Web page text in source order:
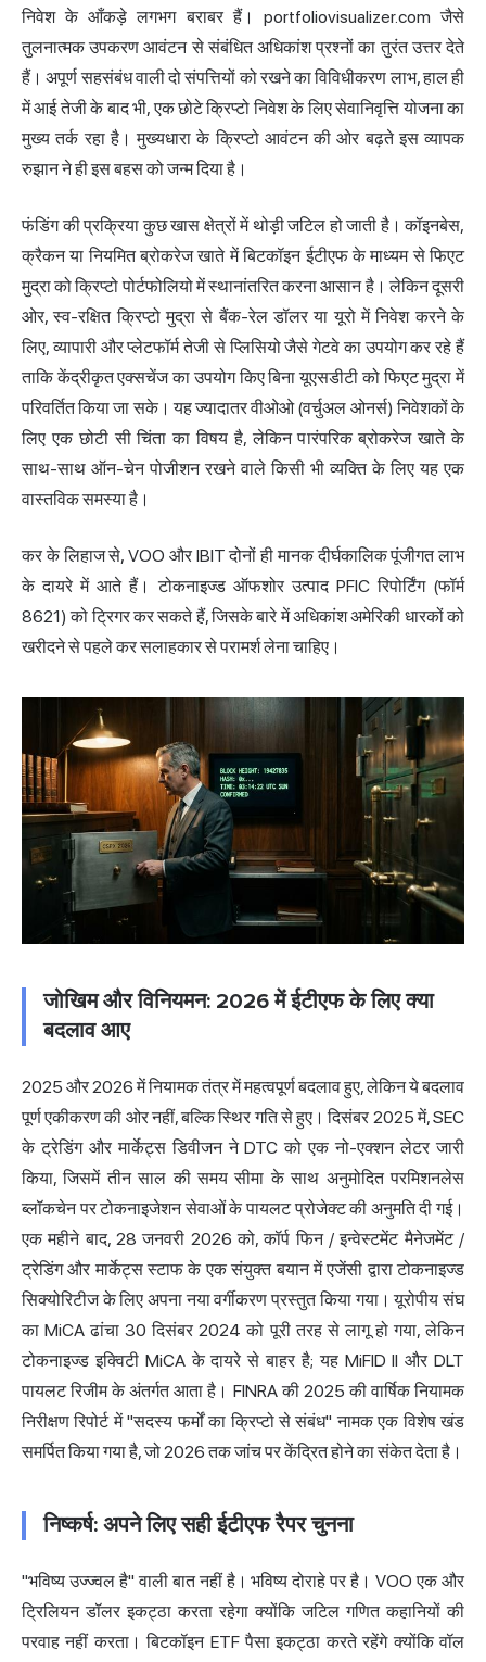
निवेश के आँकड़े लगभग बराबर हैं। portfoliovisualizer.com जैसे
तुलनात्मक उपकरण आवंटन से संबंधित अधिकांश प्रश्नों का तुरंत उत्तर देते
हैं। अपूर्ण सहसंबंध वाली दो संपत्तियों को रखने का विविधीकरण लाभ, हाल ही
में आई तेजी के बाद भी, एक छोटे क्रिप्टो निवेश के लिए सेवानिवृत्ति योजना का
मुख्य तर्क रहा है। मुख्यधारा के क्रिप्टो आवंटन की ओर बढ़ते इस व्यापक
रुझान ने ही इस बहस को जन्म दिया है।
फंडिंग की प्रक्रिया कुछ खास क्षेत्रों में थोड़ी जटिल हो जाती है। कॉइनबेस,
क्रैकन या नियमित ब्रोकरेज खाते में बिटकॉइन ईटीएफ के माध्यम से फिएट
मुद्रा को क्रिप्टो पोर्टफोलियो में स्थानांतरित करना आसान है। लेकिन दूसरी
ओर, स्व-रक्षित क्रिप्टो मुद्रा से बैंक-रेल डॉलर या यूरो में निवेश करने के
लिए, व्यापारी और प्लेटफॉर्म तेजी से प्लिसियो जैसे गेटवे का उपयोग कर रहे हैं
ताकि केंद्रीकृत एक्सचेंज का उपयोग किए बिना यूएसडीटी को फिएट मुद्रा में
परिवर्तित किया जा सके। यह ज्यादातर वीओओ (वर्चुअल ओनर्स) निवेशकों के
लिए एक छोटी सी चिंता का विषय है, लेकिन पारंपरिक ब्रोकरेज खाते के
साथ-साथ ऑन-चेन पोजीशन रखने वाले किसी भी व्यक्ति के लिए यह एक
वास्तविक समस्या है।
कर के लिहाज से, VOO और IBIT दोनों ही मानक दीर्घकालिक पूंजीगत लाभ
के दायरे में आते हैं। टोकनाइज्ड ऑफशोर उत्पाद PFIC रिपोर्टिंग (फॉर्म
8621) को ट्रिगर कर सकते हैं, जिसके बारे में अधिकांश अमेरिकी धारकों को
खरीदने से पहले कर सलाहकार से परामर्श लेना चाहिए।
जोखिम और विनियमन: 2026 में ईटीएफ के लिए क्या
बदलाव आए
2025 और 2026 में नियामक तंत्र में महत्वपूर्ण बदलाव हुए, लेकिन ये बदलाव
पूर्ण एकीकरण की ओर नहीं, बल्कि स्थिर गति से हुए। दिसंबर 2025 में, SEC
के ट्रेडिंग और मार्केट्स डिवीजन ने DTC को एक नो-एक्शन लेटर जारी
किया, जिसमें तीन साल की समय सीमा के साथ अनुमोदित परमिशनलेस
ब्लॉकचेन पर टोकनाइजेशन सेवाओं के पायलट प्रोजेक्ट की अनुमति दी गई।
एक महीने बाद, 28 जनवरी 2026 को, कॉर्प फिन / इन्वेस्टमेंट मैनेजमेंट /
ट्रेडिंग और मार्केट्स स्टाफ के एक संयुक्त बयान में एजेंसी द्वारा टोकनाइज्ड
सिक्योरिटीज के लिए अपना नया वर्गीकरण प्रस्तुत किया गया। यूरोपीय संघ
का MiCA ढांचा 30 दिसंबर 2024 को पूरी तरह से लागू हो गया, लेकिन
टोकनाइज्ड इक्विटी MiCA के दायरे से बाहर है; यह MiFID II और DLT
पायलट रिजीम के अंतर्गत आता है। FINRA की 2025 की वार्षिक नियामक
निरीक्षण रिपोर्ट में "सदस्य फर्मों का क्रिप्टो से संबंध" नामक एक विशेष खंड
समर्पित किया गया है, जो 2026 तक जांच पर केंद्रित होने का संकेत देता है।
निष्कर्ष: अपने लिए सही ईटीएफ रैपर चुनना
"भविष्य उज्ज्वल है" वाली बात नहीं है। भविष्य दोराहे पर है। VOO एक और
ट्रिलियन डॉलर इकट्ठा करता रहेगा क्योंकि जटिल गणित कहानियों की
परवाह नहीं करता। बिटकॉइन ETF पैसा इकट्ठा करते रहेंगे क्योंकि वॉल